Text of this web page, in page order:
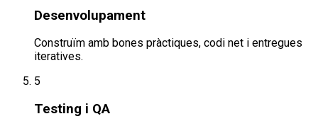
Desenvolupament
Construïm amb bones pràctiques, codi net i entregues
iteratives.
5
Testing i QA